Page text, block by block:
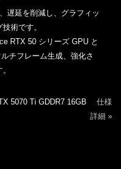
遅延を削減し、グラフィッ
術です。
RTX 50 シリーズ GPU と
チフレーム生成、強化さ
5070 Ti GDDR7 16GB 仕様
詳細 »